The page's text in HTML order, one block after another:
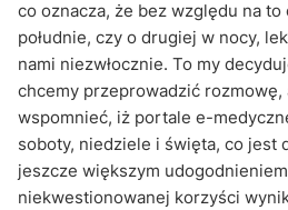
co oznacza, że bez względu na to
południe, czy o drugiej w nocy,
nami niezwłocznie. To my
chcemy przeprowadzić
wspomnieć, iż portale e-
soboty, niedziele i święta, co jest
jeszcze większym
niekwestionowanej korzyści